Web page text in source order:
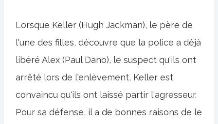
Lorsque Keller (Hugh Jackman), le père de
l'une des filles, découvre que la police a déjà
libéré Alex (Paul Dano), le suspect qu'ils ont
arrêté lors de l'enlèvement, Keller est
convaincu qu'ils ont laissé partir l'agresseur.
Pour sa défense, il a de bonnes raisons de le